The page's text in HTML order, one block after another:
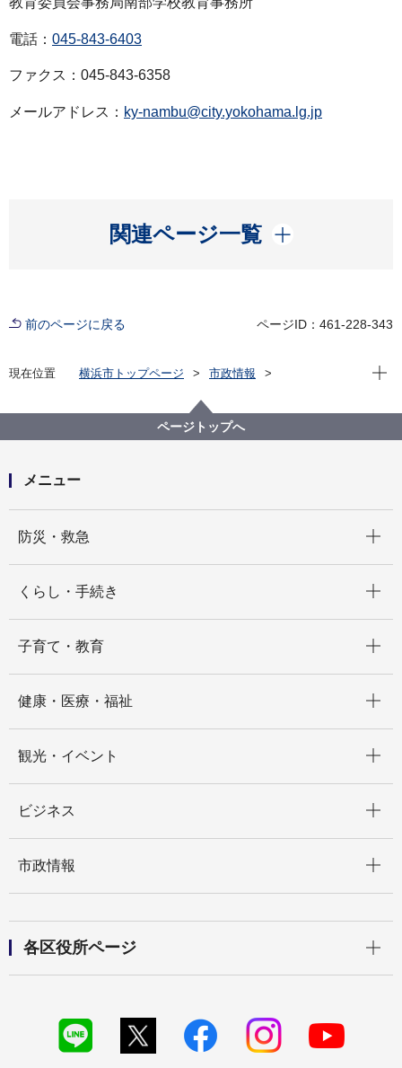
電話： 045-843-6403
ファクス：045-843-6358
メールアドレス： ky-nambu@city.yokohama.lg.jp
関連ページ一覧
開く
前のページに戻る ページID：461-228-343
現在位置 横浜市トップページ
市政情報
記者発表 2023年度
市立小学校における不適切な経理事務について
現在
ページトップへ
メニュー
防災・救急
くらし・手続き
子育て・教育
健康・医療・福祉
観光・イベント
ビジネス
市政情報
各区役所ページ